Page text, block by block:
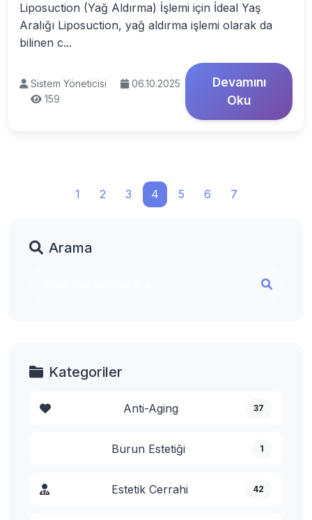
Liposuction (Yağ Aldırma) İşlemi için İdeal Yaş
Aralığı Liposuction, yağ aldırma işlemi olarak da
bilinen c...
Sistem Yöneticisi
06.10.2025
159
Devamını
Oku
1 2 3 4 5 6 7
Arama
Kategoriler
Anti-Aging 37
Burun Estetiği 1
Estetik Cerrahi 42